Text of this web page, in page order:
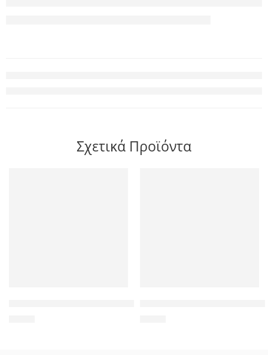
Σχετικά Προϊόντα